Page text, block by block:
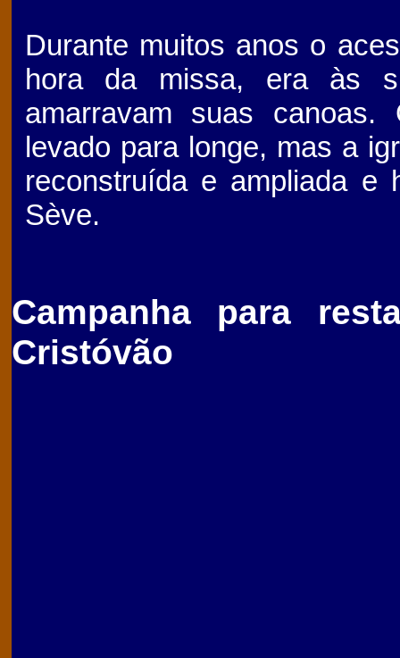
Durante muitos anos o
hora da missa, era às
amarravam suas
levado para longe, mas a
reconstruída e ampliada e
Sève.
Campanha para
Cristóvão